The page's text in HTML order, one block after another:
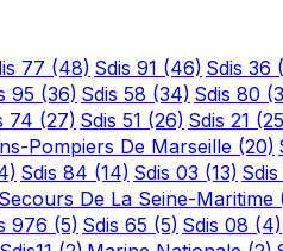
77 (48) Sdis 91 (46) Sdis 36
95 (36) Sdis 58 (34) Sdis 80
74 (27) Sdis 51 (26) Sdis 21
Pompiers De Marseille (20)
Sdis 84 (14) Sdis 03 (13) Sdis
De La Seine-Maritime
976 (5) Sdis 65 (5) Sdis 08 (4)